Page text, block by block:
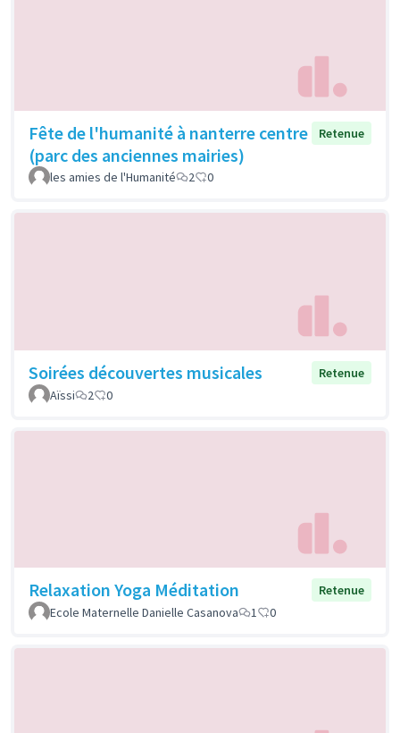
Fête de l'humanité à nanterre centre
(parc des anciennes mairies)
Retenue
les amies de l'Humanité 2 0
Soirées découvertes musicales
Retenue
Aïssi
2 0
Relaxation Yoga Méditation
Retenue
Ecole Maternelle Danielle Casanova
1 0